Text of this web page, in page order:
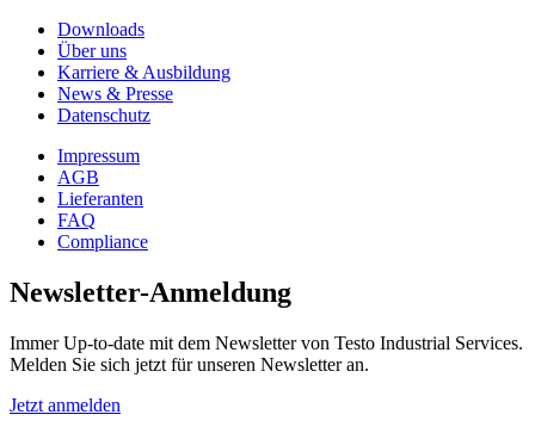
Downloads
Über uns
Karriere & Ausbildung
News & Presse
Datenschutz
Impressum
AGB
Lieferanten
FAQ
Compliance
Newsletter-Anmeldung
Immer Up-to-date mit dem Newsletter von Testo Industrial Services.
Melden Sie sich jetzt für unseren Newsletter an.
Jetzt anmelden